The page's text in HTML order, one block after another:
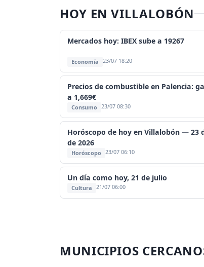
HOY EN VILLALOBÓN
Mercados hoy: IBEX sube a 19267
Economía 23/07 18:20
Precios de combustible en Palencia:
a 1,669€
Consumo 23/07 08:30
Horóscopo de hoy en Villalobón — 23
de 2026
Horóscopo 23/07 06:10
Un día como hoy, 21 de julio
Cultura 21/07 06:00
MUNICIPIOS